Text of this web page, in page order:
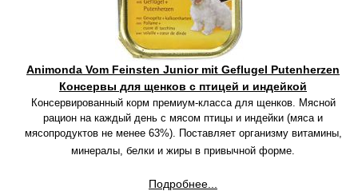
Animonda Vom Feinsten Junior mit Geflugel Putenherzen
Консервы для щенков с птицей и индейкой
Консервированный корм премиум-класса для щенков. Мясной
рацион на каждый день с мясом птицы и индейки (мяса и
мясопродуктов не менее 63%). Поставляет организму витамины,
минералы, белки и жиры в привычной форме.
Подробнее...